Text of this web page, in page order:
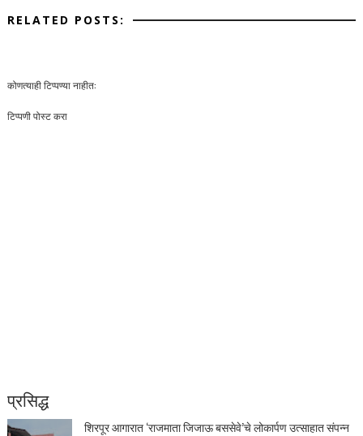
RELATED POSTS:
कोणत्याही टिप्पण्‍या नाहीत:
टिप्पणी पोस्ट करा
प्रसिद्ध
शिरपूर आगारात ‘राजमाता जिजाऊ बससेवे’चे लोकार्पण उत्साहात संपन्न